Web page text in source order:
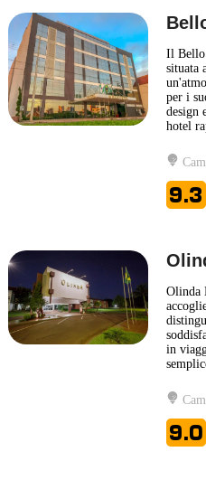
Il Bello
situata
per i
design
hotel
di
ospiti
9.3
Olinda
in
offre
per il
godere
9.0